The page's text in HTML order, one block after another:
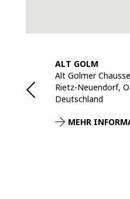
ALT GOLM
Alt Golmer
Rietz-Neuendorf,
Deutschland
MEHR